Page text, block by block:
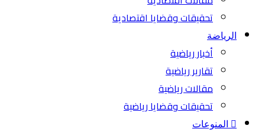
تحقيقات وقضايا اقتصادية
الرياضة
أخبار رياضية
تقارير رياضية
مقالات رياضية
تحقيقات وقضايا رياضية
المنوعات